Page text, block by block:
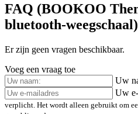
FAQ (BOOKOO
bluetooth-weegschaal)
Er zijn geen vragen beschikbaar.
Voeg een vraag toe
Uw
Uw
verplicht. Het wordt alleen gebruikt om